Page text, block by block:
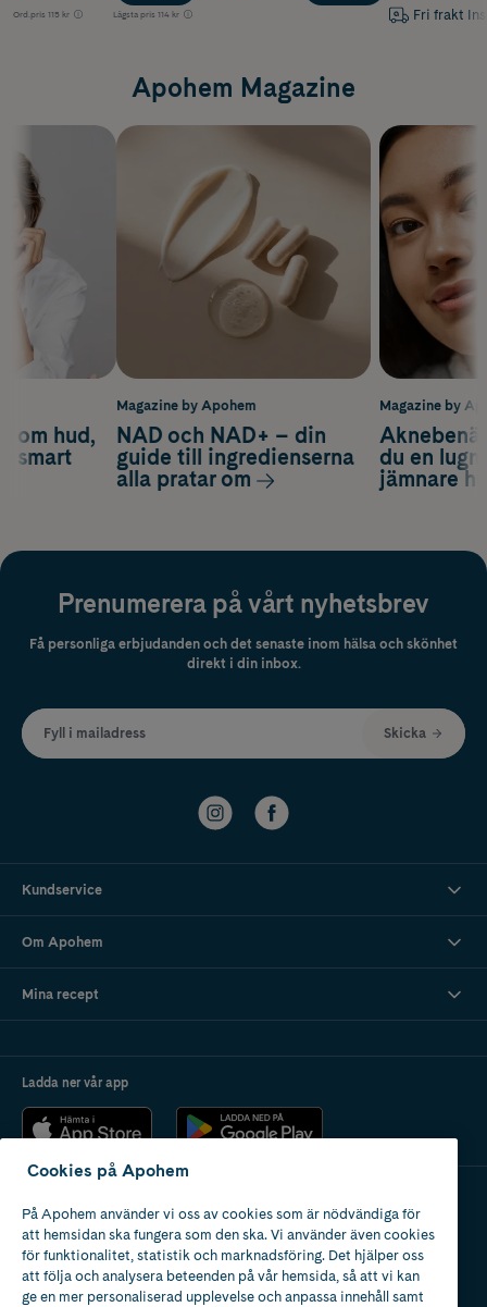
Ord.pris 115 kr Lägsta pris 114 kr Fri frakt
Apohem Magazine
Magazine by
du en
jämnare
om hud,
smart
Magazine by Apohem
NAD och NAD+ – din
guide till ingredienserna
alla pratar om
Prenumerera på vårt nyhetsbrev
Få personliga erbjudanden och det senaste inom hälsa och skönhet
direkt i din inbox.
Fyll i mailadress Skicka
Kundservice
Om Apohem
Mina recept
Ladda ner vår app
Apotek med tillstånd
av Läkemedelsverket
Cookies på Apohem
På Apohem använder vi oss av cookies som är nödvändiga för
att hemsidan ska fungera som den ska. Vi använder även cookies
för funktionalitet, statistik och marknadsföring. Det hjälper oss
att följa och analysera beteenden på vår hemsida, så att vi kan
ge en mer personaliserad upplevelse och anpassa innehåll samt